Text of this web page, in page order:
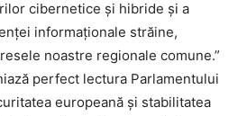
cibernetice și hibride și a
informaționale străine,
noastre regionale comune.”
perfect lectura Parlamentului
europeană și stabilitatea